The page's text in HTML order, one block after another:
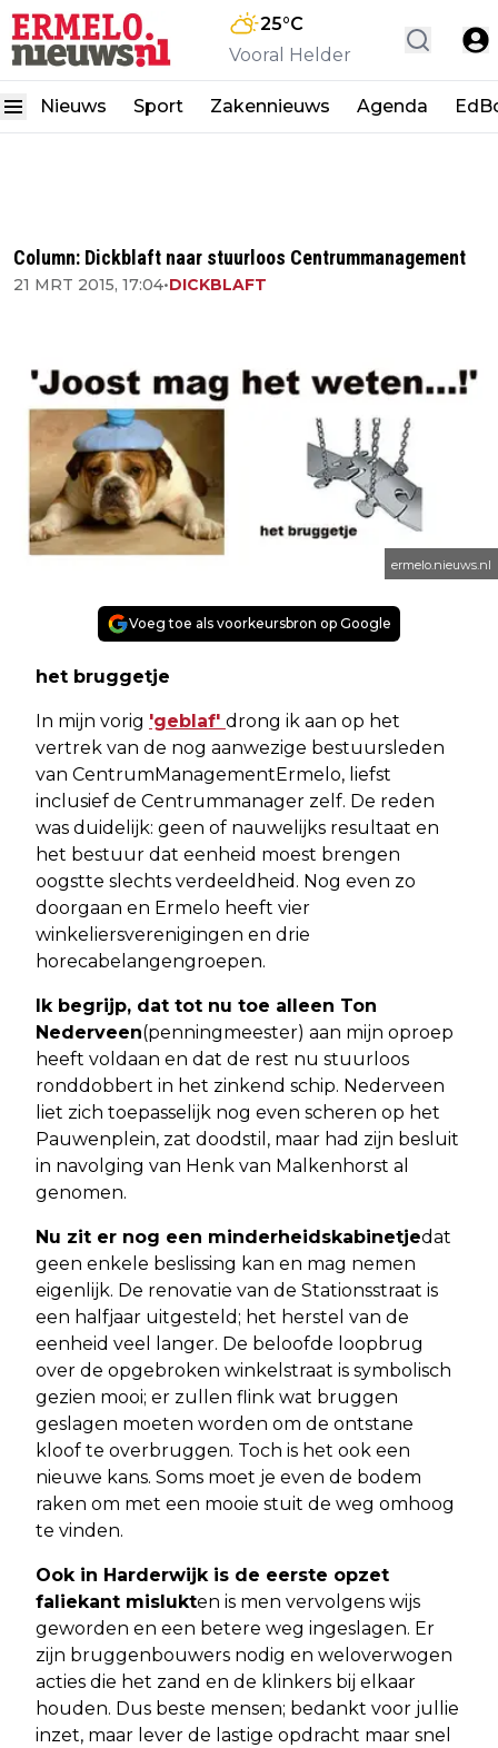
25°C
Vooral Helder
Nieuws Sport Zakennieuws Agenda
Column: Dickblaft naar stuurloos Centrummanagement
21 MRT 2015, 17:04•DICKBLAFT
ermelo.nieuws.nl
Voeg toe als voorkeursbron op Google
het bruggetje
In mijn vorig 'geblaf' drong ik aan op het
vertrek van de nog aanwezige bestuursleden
van CentrumManagementErmelo, liefst
inclusief de Centrummanager zelf. De reden
was duidelijk: geen of nauwelijks resultaat en
het bestuur dat eenheid moest brengen
oogstte slechts verdeeldheid. Nog even zo
doorgaan en Ermelo heeft vier
winkeliersverenigingen en drie
horecabelangengroepen.
Ik begrijp, dat tot nu toe alleen Ton
Nederveen(penningmeester) aan mijn oproep
heeft voldaan en dat de rest nu stuurloos
ronddobbert in het zinkend schip. Nederveen
liet zich toepasselijk nog even scheren op het
Pauwenplein, zat doodstil, maar had zijn besluit
in navolging van Henk van Malkenhorst al
genomen.
Nu zit er nog een minderheidskabinetjedat
geen enkele beslissing kan en mag nemen
eigenlijk. De renovatie van de Stationsstraat is
een halfjaar uitgesteld; het herstel van de
eenheid veel langer. De beloofde loopbrug
over de opgebroken winkelstraat is symbolisch
gezien mooi; er zullen flink wat bruggen
geslagen moeten worden om de ontstane
kloof te overbruggen. Toch is het ook een
nieuwe kans. Soms moet je even de bodem
raken om met een mooie stuit de weg omhoog
te vinden.
Ook in Harderwijk is de eerste opzet
faliekant mislukten is men vervolgens wijs
geworden en een betere weg ingeslagen. Er
zijn bruggenbouwers nodig en weloverwogen
acties die het zand en de klinkers bij elkaar
houden. Dus beste mensen; bedankt voor jullie
inzet, maar lever de lastige opdracht maar snel